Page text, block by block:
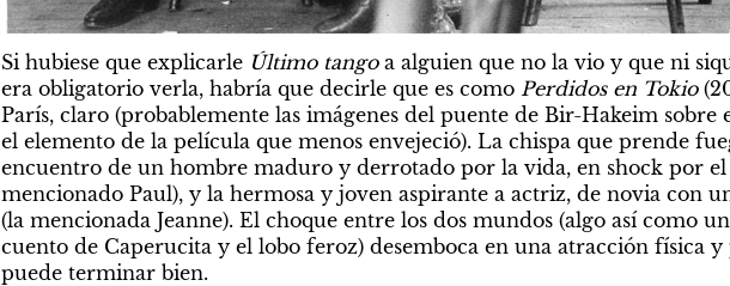
Si hubiese que explicarle Último tango a alguien que no la vio y que ni
era obligatorio verla, habría que decirle que es como Perdidos en Tokio
París, claro (probablemente las imágenes del puente de Bir-Hakeim sobre
el elemento de la película que menos envejeció). La chispa que prende
encuentro de un hombre maduro y derrotado por la vida, en shock por
mencionado Paul), y la hermosa y joven aspirante a actriz, de novia con
(la mencionada Jeanne). El choque entre los dos mundos (algo así como
cuento de Caperucita y el lobo feroz) desemboca en una atracción física y
puede terminar bien.